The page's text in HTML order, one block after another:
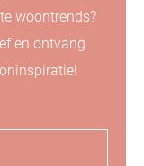
woontrends?
en ontvang